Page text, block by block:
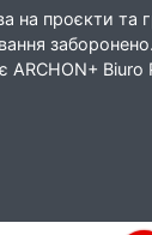
на проєкти та
ARCHON+